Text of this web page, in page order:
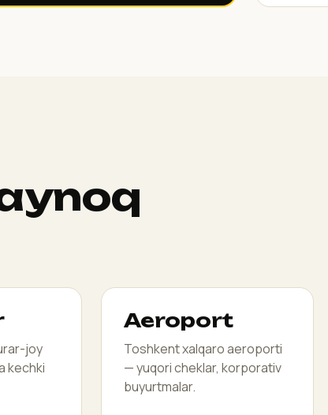
joy
kechki
Aeroport
Toshkent xalqaro aeroporti
— yuqori cheklar, korporativ
buyurtmalar.